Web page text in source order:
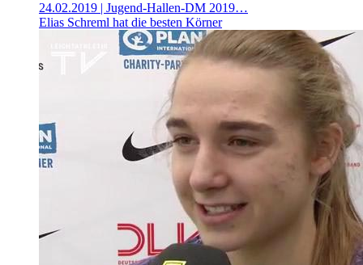
24.02.2019 | Jugend-Hallen-DM 2019…
Elias Schreml hat die besten Körner